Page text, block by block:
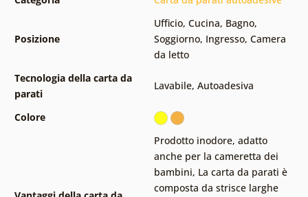
Posizione
Ufficio, Cucina, Bagno,
Soggiorno, Ingresso, Camera
da letto
Tecnologia della carta da
parati
Lavabile, Autoadesiva
Colore
Prodotto inodore, adatto
anche per la cameretta dei
bambini, La carta da parati è
composta da strisce larghe